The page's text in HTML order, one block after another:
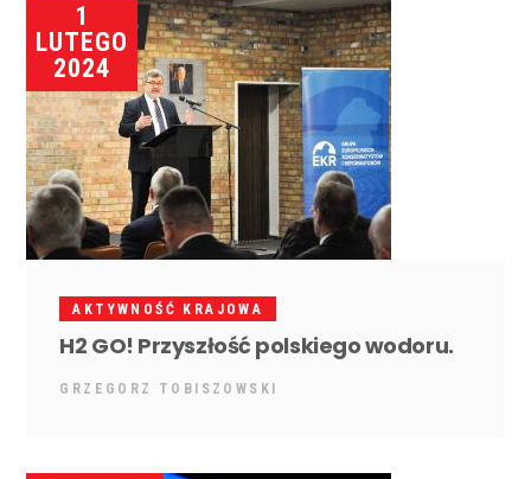
1
LUTEGO
2024
AKTYWNOŚĆ KRAJOWA
H2 GO! Przyszłość polskiego wodoru.
GRZEGORZ TOBISZOWSKI